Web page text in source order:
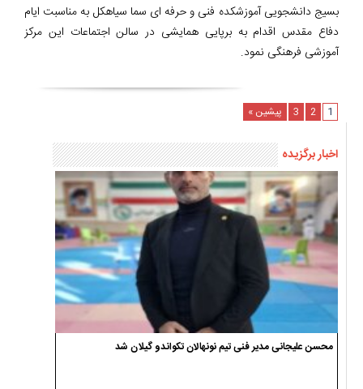
بسیج دانشجویی آموزشکده فنی و حرفه ای سما سیاهکل به مناسبت ایام
دفاع مقدس اقدام به برپایی همایشی در سالن اجتماعات این مرکز
آموزشی فرهنگی نمود.
1
2
3 پیشین »
اخبار برگزیده
محسن علیجانی مدیر فنی تیم نونهالان تکواندو گیلان شد